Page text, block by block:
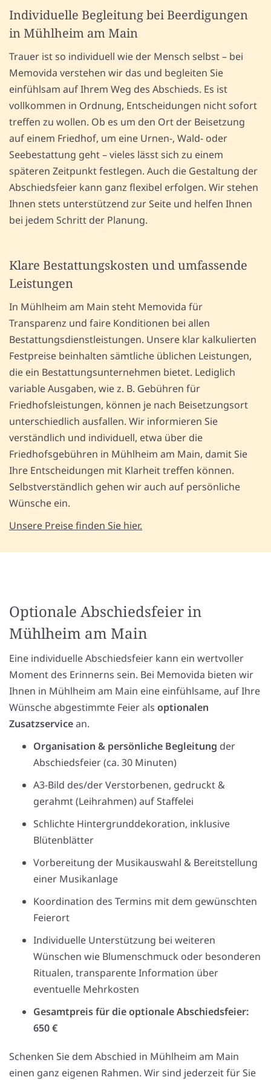
Individuelle Begleitung bei Beerdigungen
in Mühlheim am Main
Trauer ist so individuell wie der Mensch selbst – bei
Memovida verstehen wir das und begleiten Sie
einfühlsam auf Ihrem Weg des Abschieds. Es ist
vollkommen in Ordnung, Entscheidungen nicht sofort
treffen zu wollen. Ob es um den Ort der Beisetzung
auf einem Friedhof, um eine Urnen-, Wald- oder
Seebestattung geht – vieles lässt sich zu einem
späteren Zeitpunkt festlegen. Auch die Gestaltung der
Abschiedsfeier kann ganz flexibel erfolgen. Wir stehen
Ihnen stets unterstützend zur Seite und helfen Ihnen
bei jedem Schritt der Planung.
Klare Bestattungskosten und umfassende
Leistungen
In Mühlheim am Main steht Memovida für
Transparenz und faire Konditionen bei allen
Bestattungsdienstleistungen. Unsere klar kalkulierten
Festpreise beinhalten sämtliche üblichen Leistungen,
die ein Bestattungsunternehmen bietet. Lediglich
variable Ausgaben, wie z. B. Gebühren für
Friedhofsleistungen, können je nach Beisetzungsort
unterschiedlich ausfallen. Wir informieren Sie
verständlich und individuell, etwa über die
Friedhofsgebühren in Mühlheim am Main, damit Sie
Ihre Entscheidungen mit Klarheit treffen können.
Selbstverständlich gehen wir auch auf persönliche
Wünsche ein.
Unsere Preise finden Sie hier.
Optionale Abschiedsfeier in
Mühlheim am Main
Eine individuelle Abschiedsfeier kann ein wertvoller
Moment des Erinnerns sein. Bei Memovida bieten wir
Ihnen in Mühlheim am Main eine einfühlsame, auf Ihre
Wünsche abgestimmte Feier als optionalen
Zusatzservicean.
Organisation & persönliche Begleitung der
Abschiedsfeier (ca. 30 Minuten)
A3-Bild des/der Verstorbenen, gedruckt &
gerahmt (Leihrahmen) auf Staffelei
Schlichte Hintergrunddekoration, inklusive
Blütenblätter
Vorbereitung der Musikauswahl & Bereitstellung
einer Musikanlage
Koordination des Termins mit dem gewünschten
Feierort
Individuelle Unterstützung bei weiteren
Wünschen wie Blumenschmuck oder besonderen
Ritualen, transparente Information über
eventuelle Mehrkosten
Gesamtpreis für die optionale Abschiedsfeier:
650 €
Schenken Sie dem Abschied in Mühlheim am Main
einen ganz eigenen Rahmen. Wir sind jederzeit für Sie